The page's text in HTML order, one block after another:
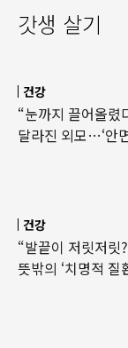
갓생 살기
건강
“눈까지 끌어올렸
달라진 외모…‘안
건강
“발끝이 저릿저
뜻밖의 ‘치명적 질